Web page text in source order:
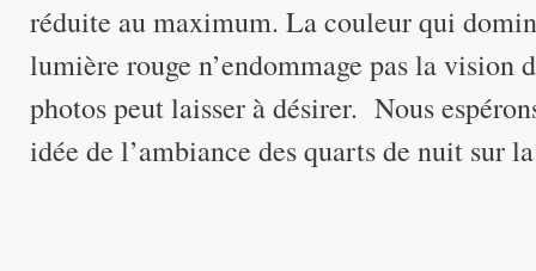
réduite au maximum. La couleur qui
lumière rouge n’endommage pas la vision
photos peut laisser à désirer. Nous
idée de l’ambiance des quarts de nuit sur